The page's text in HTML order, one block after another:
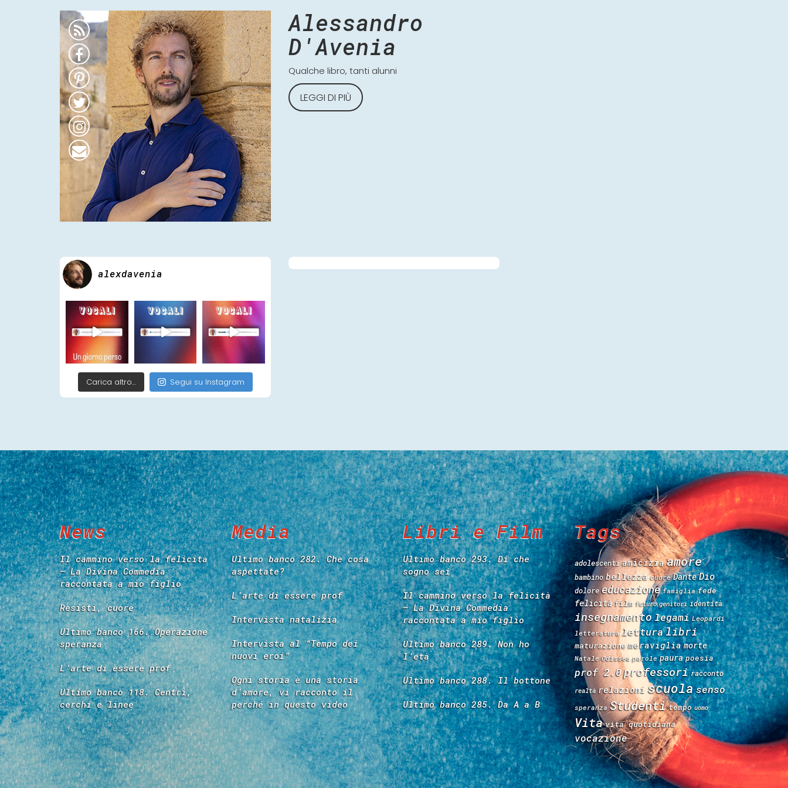
Alessandro
D'Avenia
Qualche libro, tanti alunni
LEGGI DI PIÙ
alexdavenia
Carica altro… Segui su Instagram
News
Il cammino verso la felicità
– La Divina Commedia
raccontata a mio figlio
Resisti, cuore
Ultimo banco 166. Operazione
speranza
L’arte di essere prof
Ultimo banco 118. Centri,
cerchi e linee
Media
Ultimo banco 282. Che cosa
aspettate?
L’arte di essere prof
Intervista natalizia
Intervista al “Tempo dei
nuovi eroi”
Ogni storia è una storia
d’amore, vi racconto il
perché in questo video
Libri e Film
Ultimo banco 293. Di che
sogno sei
Il cammino verso la felicità
– La Divina Commedia
raccontata a mio figlio
Ultimo banco 289. Non ho
l’età
Ultimo banco 288. Il bottone
Ultimo banco 285. Da A a B
Tags
adolescenti amicizia amore
bambino bellezza cuore Dante Dio
dolore educazione famiglia fede
felicità film futuro genitori identità
insegnamentolegami Leopardi
letteratura letturalibri
maturazione meraviglia morte
Natale Odissea parole paura poesia
prof 2.0professori racconto
realtà relazioni scuola senso
speranza Studenti tempo uomo
Vita vita quotidiana
vocazione